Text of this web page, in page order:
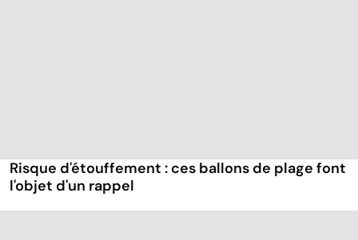
Risque d'étouffement : ces ballons de plage font
l'objet d'un rappel